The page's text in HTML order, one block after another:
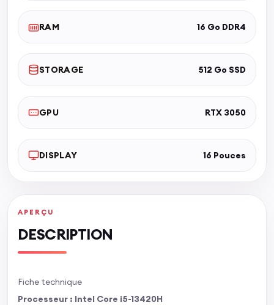
APERÇU
DESCRIPTION
Fiche technique
Processeur : Intel Core i5-13420H
RAM 16 Go DDR4
STORAGE 512 Go SSD
GPU RTX 3050
DISPLAY 16 Pouces